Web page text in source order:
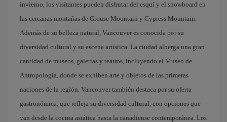
invierno, los visitantes pueden disfrutar del esquí y el snowboard en
las cercanas montañas de Grouse Mountain y Cypress Mountain.
Además de su belleza natural, Vancouver es conocida por su
diversidad cultural y su escena artística. La ciudad alberga una gran
cantidad de museos, galerías y teatros, incluyendo el Museo de
Antropología, donde se exhiben arte y objetos de las primeras
naciones de la región. Vancouver también destaca por su oferta
gastronómica, que refleja su diversidad cultural, con opciones que
van desde la cocina asiática hasta la canadiense contemporánea. Los